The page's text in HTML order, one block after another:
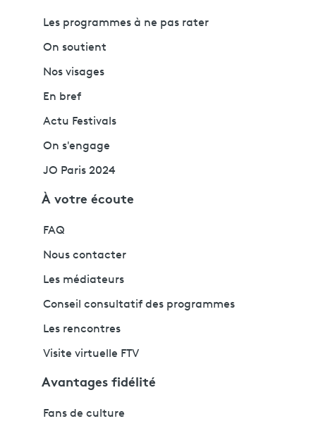
Les programmes à ne pas rater
On soutient
Nos visages
En bref
Actu Festivals
On s'engage
JO Paris 2024
À votre écoute
FAQ
Nous contacter
Les médiateurs
Conseil consultatif des programmes
Les rencontres
Visite virtuelle FTV
Avantages fidélité
Fans de culture